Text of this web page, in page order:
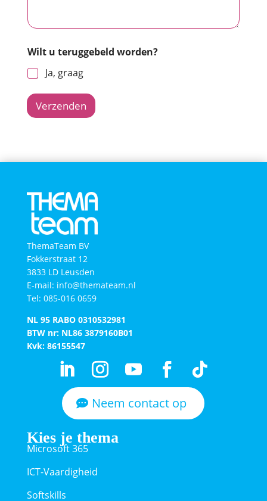
Wilt u teruggebeld worden?
Ja, graag
Verzenden
ThemaTeam BV
Fokkerstraat 12
3833 LD Leusden
E-mail: info@themateam.nl
Tel: 085-016 0659
NL 95 RABO 0310532981
BTW nr: NL86 3879160B01​
Kvk: 86155547
Neem contact op
Kies je thema
Microsoft 365
ICT-Vaardigheid
Softskills